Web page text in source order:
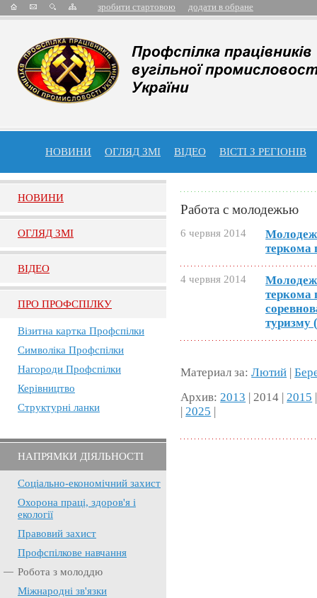
зробити стартовою додати в обране
НОВИНИ ОГЛЯД ЗМІ ВІДЕО ВІСТІ З РЕГІОНІВ
НОВИНИ
ОГЛЯД ЗМI
ВIДЕО
ПРО ПРОФСПIЛКУ
Візитна картка Профспілки
Символіка Профспілки
Нагороди Профспілки
Керівництво
Структурні ланки
НАПРЯМКИ ДІЯЛЬНОСТІ
Соціально-економічний захист
Охорона праці, здоров'я і
екології
Правовий захист
Профспілкове навчання
Робота з молоддю
Міжнародні зв'язки
Работа с молодежью
6 червня 2014
теркома
4 червня 2014
теркома
туризму
Материал за:Лютий |
Архив: 2013 | 2014 | 2015
| 2025 |